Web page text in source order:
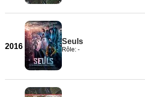
2016
Seuls
Rôle: -